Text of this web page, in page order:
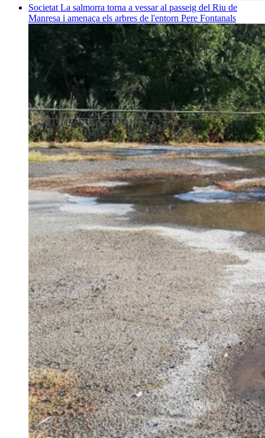
Societat La salmorra torna a vessar al passeig del Riu de
Manresa i amenaça els arbres de l'entorn Pere Fontanals